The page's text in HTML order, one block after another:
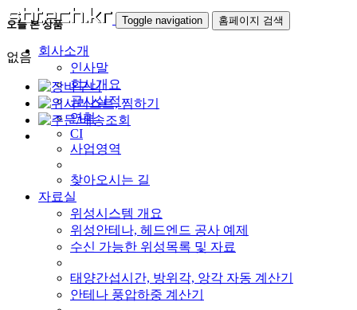
Toggle navigation 홈페이지 검색
회사소개
인사말
회사개요
공사실적
연혁
CI
사업영역
찾아오시는 길
자료실
위성시스템 개요
위성안테나, 헤드엔드 공사 예제
수신 가능한 위성목록 및 자료
태양간섭시간, 방위각, 앙각 자동 계산기
안테나 풍압하중 계산기
오늘 본 상품
없음